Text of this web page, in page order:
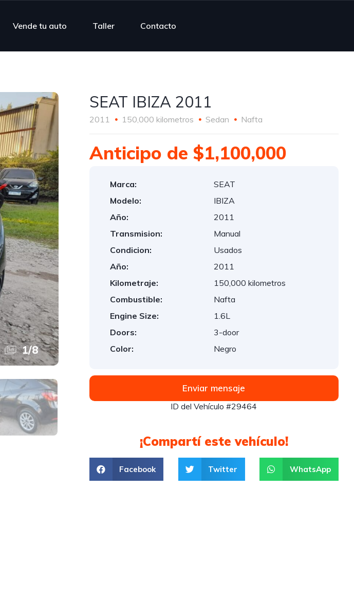
Vende tu auto Taller Contacto
1/8
SEAT IBIZA 2011
2011 150,000 kilometros Sedan Nafta
Anticipo de $1,100,000
Marca:
SEAT
Modelo:
IBIZA
Año:
2011
Transmision:
Manual
Condicion:
Usados
Año:
2011
Kilometraje:
150,000 kilometros
Combustible:
Nafta
Engine Size:
1.6L
Doors:
3-door
Color:
Negro
Enviar mensaje
ID del Vehículo #29464
¡Compartí este vehículo!
Facebook Twitter WhatsApp